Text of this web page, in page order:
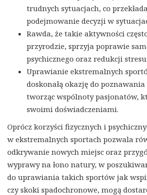
trudnych sytuacjach, co
podejmowanie decyzji w
Rawda, że takie aktywności
przyrodzie, sprzyja poprawie
psychicznego oraz redukcji stresu.
Uprawianie ekstremalnych
doskonałą okazję do
tworząc wspólnoty pasjonatów,
swoimi doświadczeniami.
Oprócz korzyści fizycznych i
w ekstremalnych sportach pozwala
odkrywanie nowych miejsc oraz
wyprawy na łono natury, w
do uprawiania takich sportów jak
czy skoki spadochronowe, mogą